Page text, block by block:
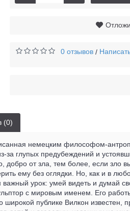
0 отзывов /
(0)
немецким философом-
за глупых предубеждений и
добро от зла, тем более, если зло
ему без оглядки. Но, как и в
урок: умей видеть и думай
с мировым именем. Его
публике Вилкон известен,